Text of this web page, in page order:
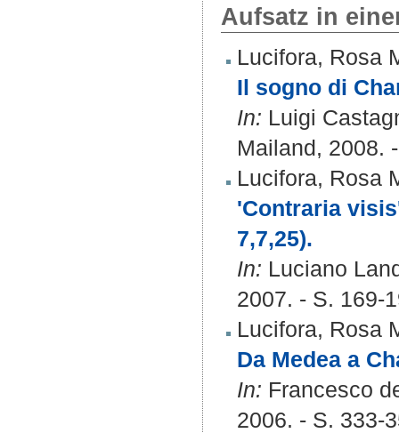
Aufsatz in
Lucifora, Rosa
Il sogno di
In: Luigi
Mailand, 2008.
Lucifora, Rosa
'Contraria
7,7,25).
In: Luciano
2007. - S. 169-
Lucifora, Rosa
Da Medea a
In: Francesco
2006. - S. 333-